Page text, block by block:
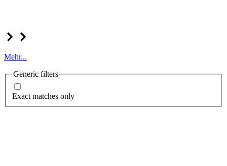
Mehr...
Generic filters
Exact matches only